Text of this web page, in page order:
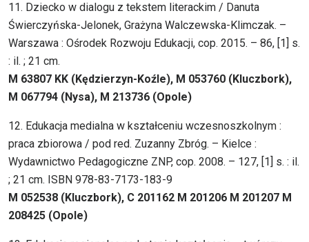
11. Dziecko w dialogu z tekstem literackim / Danuta
Świerczyńska-Jelonek, Grażyna Walczewska-Klimczak. –
Warszawa : Ośrodek Rozwoju Edukacji, cop. 2015. – 86, [1] s.
: il. ; 21 cm.
M 63807 KK (Kędzierzyn-Koźle), M 053760 (Kluczbork),
M 067794 (Nysa), M 213736 (Opole)
12. Edukacja medialna w kształceniu wczesnoszkolnym :
praca zbiorowa / pod red. Zuzanny Zbróg. – Kielce :
Wydawnictwo Pedagogiczne ZNP, cop. 2008. – 127, [1] s. : il.
; 21 cm. ISBN 978-83-7173-183-9
M 052538 (Kluczbork), C 201162 M 201206 M 201207 M
208425 (Opole)